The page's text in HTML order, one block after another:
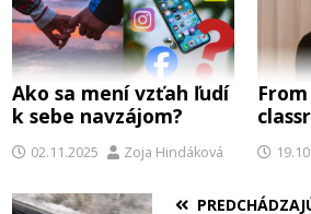
Ako sa mení vzťah ľudí
k sebe navzájom?
02.11.2025 Zoja Hindáková